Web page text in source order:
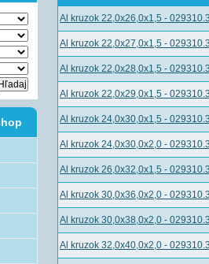
Al kruzok 22,0x26,0x1,5 -
Al kruzok 22,0x27,0x1,5 -
Al kruzok 22,0x28,0x1,5 -
Al kruzok 22,0x29,0x1,5 -
Al kruzok 24,0x30,0x1,5 -
Al kruzok 24,0x30,0x2,0 -
Al kruzok 26,0x32,0x1,5 -
Al kruzok 30,0x36,0x2,0 -
Al kruzok 30,0x38,0x2,0 -
Al kruzok 32,0x40,0x2,0 -